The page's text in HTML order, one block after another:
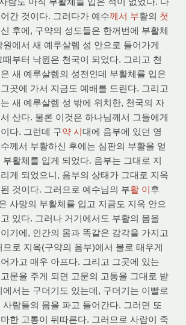
간 것이다. 그러다가 예수께서 부활의 첫
후에, 구약의 성도들은 한꺼번에 부활체
원에서 새 예루살렘 성 안으로 들어가게
때부터 낙원은 천국이 되었다. 그리고 천
새 예루살렘의 성전인데 부활체를 입은
곳에 가서 지금도 예배를 드린다. 그리고
새 예루살렘 성 밖에 위치한, 천국의 자
산다. 물론 이것은 하나님께서 그들에게
다. 그런데 구약 시대에 음부에 있던 영
께서 부활하신 후에는 심판의 부활을 얻
부활체를 입게 되었다. 음부는 그대로 지
게 되었으니, 음부의 상태가 그대로 지옥
것이다. 그러므로 예수님의 부활 이후
사망의 부활체를 입고 지금도 지옥 안으
있다. 그러나 거기에서도 부활의 몸을
기에, 인간의 몸과 똑같은 감각을 가지고
므로 지옥(구약의 음부)에서 불로 태우게
가고 매우 아프다. 그리고 그곳에 있는
문을 주게 되면 고문의 고통을 그대로 받
에서는 구더기도 있는데, 구더기는 이빨로
사람들의 몸을 파고 들어간다. 그러면 또
한 고통이 뒤따른다. 그러므로 사람이 죽